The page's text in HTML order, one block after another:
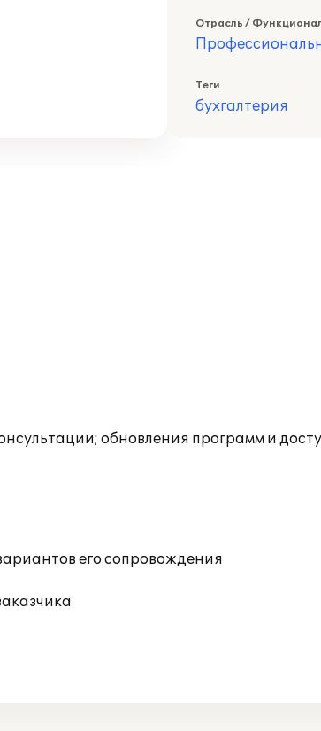
Отрасль /
Теги
бухгалтерия
обновления программ и
его сопровождения